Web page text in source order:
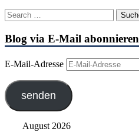
Blog via E-Mail abonnieren
E-Mail-Adresse
senden
August 2026